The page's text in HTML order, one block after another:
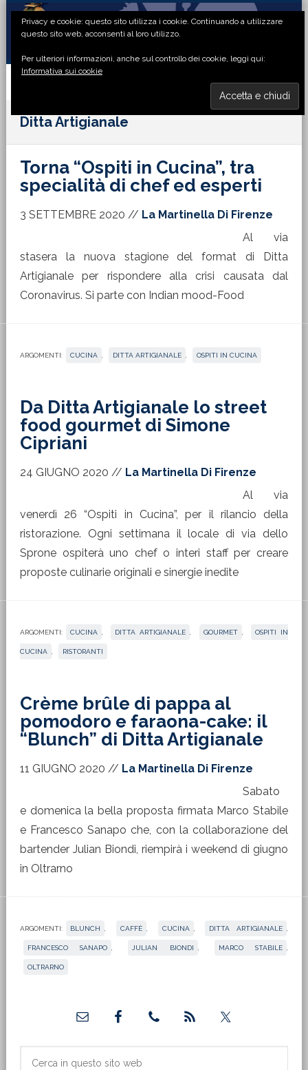
Passa
primaria
Passa
principale
Passa
laterale
Passa
di
Ditta Artigianale
Torna “Ospiti in Cucina”, tra
specialità di chef ed esperti
3 SETTEMBRE 2020 // La Martinella Di Firenze
Al via
stasera la nuova stagione del format di Ditta
Artigianale per rispondere alla crisi causata dal
Coronavirus. Si parte con Indian mood-Food
ARGOMENTI: CUCINA DITTA ARTIGIANALE OSPITI IN CUCINA
Da Ditta Artigianale lo street
food gourmet di Simone
Cipriani
24 GIUGNO 2020 // La Martinella Di Firenze
Al via
venerdì 26 “Ospiti in Cucina”, per il rilancio della
ristorazione. Ogni settimana il locale di via dello
Sprone ospiterà uno chef o interi staff per creare
proposte culinarie originali e sinergie inedite
ARGOMENTI: CUCINA DITTA ARTIGIANALE GOURMET OSPITI IN
CUCINA RISTORANTI
Crème brûle di pappa al
pomodoro e faraona-cake: il
“Blunch” di Ditta Artigianale
11 GIUGNO 2020 // La Martinella Di Firenze
Sabato
e domenica la bella proposta firmata Marco Stabile
e Francesco Sanapo che, con la collaborazione del
bartender Julian Biondi, riempirà i weekend di giugno
in Oltrarno
ARGOMENTI: BLUNCH CAFFÈ CUCINA DITTA ARTIGIANALE
FRANCESCO SANAPO JULIAN BIONDI MARCO STABILE
OLTRARNO
primaria
Privacy e cookie: questo sito utilizza i cookie. Continuando a utilizzare
questo sito web, acconsenti al loro utilizzo.
Per ulteriori informazioni, anche sul controllo dei cookie, leggi qui:
Informativa sui cookie